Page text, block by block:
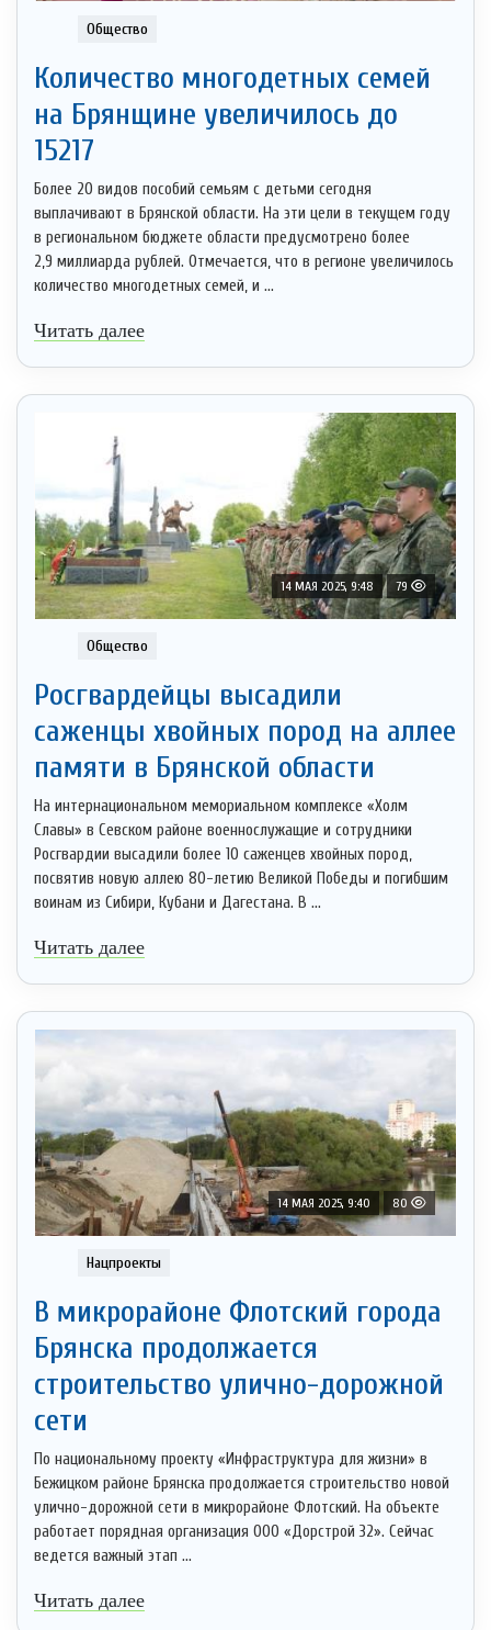
Общество
Количество многодетных семей
на Брянщине увеличилось до
15217
Более 20 видов пособий семьям с детьми сегодня
выплачивают в Брянской области. На эти цели в текущем году
в региональном бюджете области предусмотрено более
2,9 миллиарда рублей. Отмечается, что в регионе увеличилось
количество многодетных семей, и ...
Читать далее
14 МАЯ 2025, 9:48 79
Общество
Росгвардейцы высадили
саженцы хвойных пород на аллее
памяти в Брянской области
На интернациональном мемориальном комплексе «Холм
Славы» в Севском районе военнослужащие и сотрудники
Росгвардии высадили более 10 саженцев хвойных пород,
посвятив новую аллею 80-летию Великой Победы и погибшим
воинам из Сибири, Кубани и Дагестана. В ...
Читать далее
14 МАЯ 2025, 9:40 80
Нацпроекты
В микрорайоне Флотский города
Брянска продолжается
строительство улично-дорожной
сети
По национальному проекту «Инфраструктура для жизни» в
Бежицком районе Брянска продолжается строительство новой
улично-дорожной сети в микрорайоне Флотский. На объекте
работает порядная организация ООО «Дорстрой 32». Сейчас
ведется важный этап ...
Читать далее